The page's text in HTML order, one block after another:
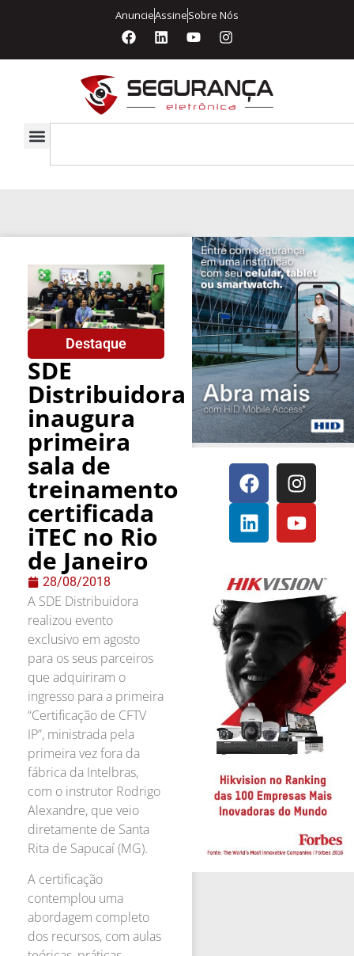
AnuncieAssineSobre Nós
Destaque
SDE
Distribuidora
inaugura
primeira
sala de
treinamento
certificada
iTEC no Rio
de Janeiro
28/08/2018
A SDE Distribuidora
realizou evento
exclusivo em agosto
para os seus parceiros
que adquiriram o
ingresso para a primeira
“Certificação de CFTV
IP”, ministrada pela
primeira vez fora da
fábrica da Intelbras,
com o instrutor Rodrigo
Alexandre, que veio
diretamente de Santa
Rita de Sapucaí (MG).
A certificação
contemplou uma
abordagem completo
dos recursos, com aulas